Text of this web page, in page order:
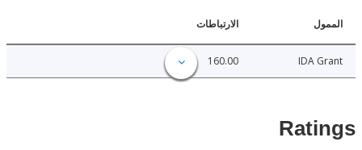
الارتباطات
IDA